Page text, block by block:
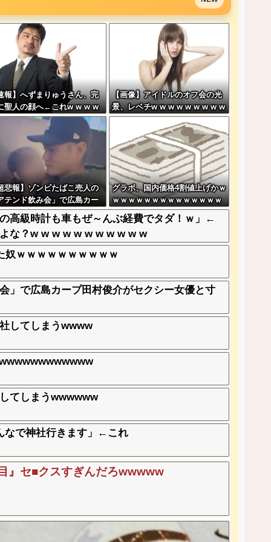
報】へずまりゅうさん、完
聖人の顔へ←これw w w w
w w
【画像】アイドルのオフ会の光
景、レベチw w w w w w w w w
w w
悲報】ゾンビたばこ売人の
テンド飲み会」で広島カー
村俊介がセクシー女優と寸
キスｗｗｗ
グラボ、国内価格4割値上げかｗ
ｗｗｗｗｗｗｗｗｗｗｗｗｗｗ
ｗ
高級時計も車もぜ～んぶ経費でタダ！ｗ」←
な？w w w w w w w w w w w
奴ｗｗｗｗｗｗｗｗｗｗ
」で広島カープ田村俊介がセクシー女優と寸
してしまうwwww
てしまうwwwwww
なで神社行きます」←これ
』セ■クスすぎんだろwwwww